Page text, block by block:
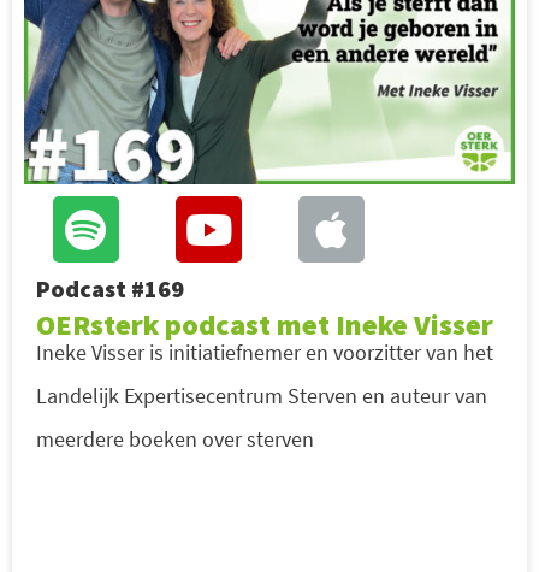
Podcast #169
OERsterk podcast met Ineke Visser
Ineke Visser is initiatiefnemer en voorzitter van het
Landelijk Expertisecentrum Sterven en auteur van
meerdere boeken over sterven